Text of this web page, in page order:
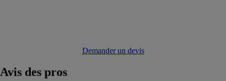
Demander un devis
Avis des pros